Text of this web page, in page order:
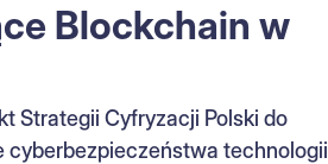
Blockchain w
Strategii Cyfryzacji Polski do
cyberbezpieczeństwa technologii